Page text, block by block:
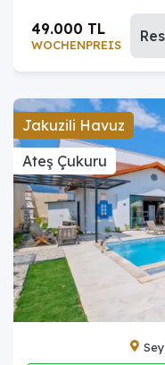
WOCHENPREIS
49.000 TL
Jakuzili Havuz
Ateş Çukuru